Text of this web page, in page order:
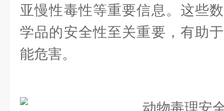
亚慢性毒性等重要信息。这些
学品的安全性至关重要，有助
能危害。